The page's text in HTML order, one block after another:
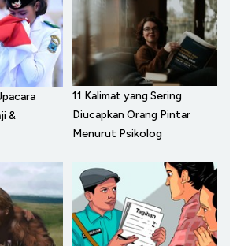
&
11 Kalimat yang Sering
Diucapkan Orang Pintar
Menurut Psikolog